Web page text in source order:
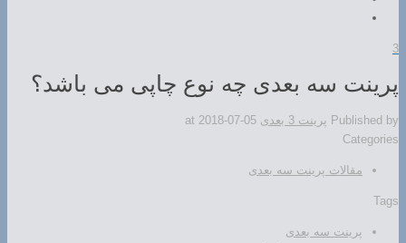
3
پرینت سه بعدی چه نوع چاپی می باشد؟
Published by پرینت 3 بعدی at 2018-07-05
Categories
مقالات پرینت سه بعدی
Tags
پرینت سه بعدی